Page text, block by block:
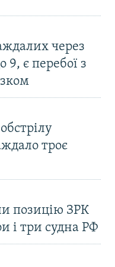
через
9, є перебої з
троє
позицію ЗРК
і три судна РФ